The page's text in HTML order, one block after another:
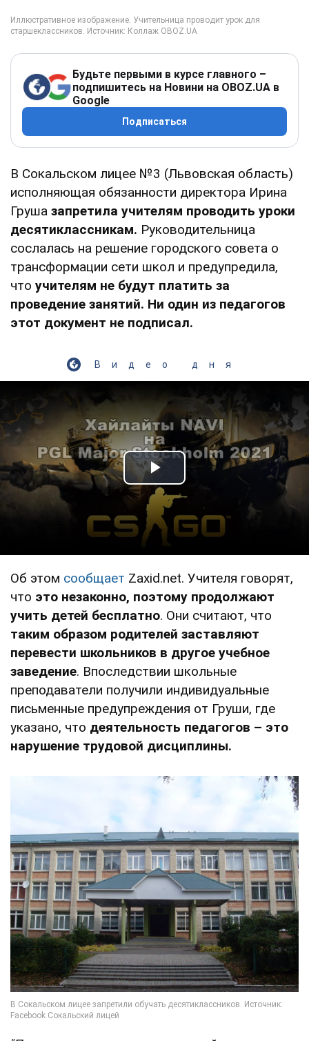
Будьте первыми в курсе главного –
подпишитесь на Новини на OBOZ.UA в
Google
Подписаться
В Сокальском лицее №3 (Львовская область)
исполняющая обязанности директора Ирина
Груша запретила учителям проводить уроки
десятиклассникам. Руководительница
сослалась на решение городского совета о
трансформации сети школ и предупредила,
что учителям не будут платить за
проведение занятий. Ни один из педагогов
этот документ не подписал.
Видео дня
Play Video
Об этом сообщает Zaxid.net. Учителя говорят,
что это незаконно, поэтому продолжают
учить детей бесплатно. Они считают, что
таким образом родителей заставляют
перевести школьников в другое учебное
заведение. Впоследствии школьные
преподаватели получили индивидуальные
письменные предупреждения от Груши, где
указано, что деятельность педагогов – это
нарушение трудовой дисциплины.